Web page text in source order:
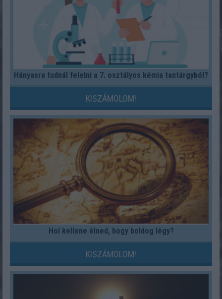
Hányasra tudnál felelni a 7. osztályos kémia tantárgyból?
KISZÁMOLOM!
Hol kellene élned, hogy boldog légy?
KISZÁMOLOM!